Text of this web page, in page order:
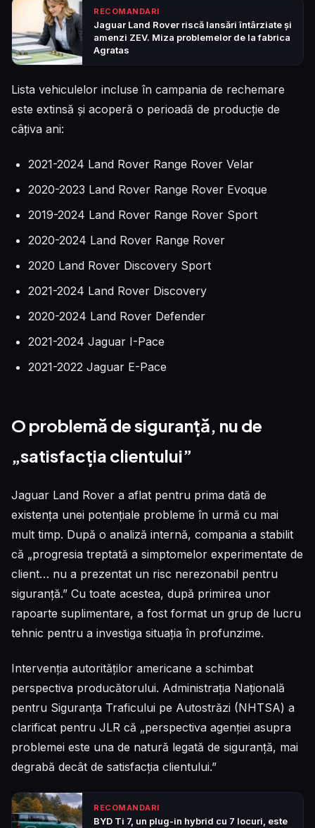
RECOMANDARI
Jaguar Land Rover riscă lansări întârziate și
amenzi ZEV. Miza problemelor de la fabrica
Agratas
Lista vehiculelor incluse în campania de rechemare
este extinsă și acoperă o perioadă de producție de
câțiva ani:
2021-2024 Land Rover Range Rover Velar
2020-2023 Land Rover Range Rover Evoque
2019-2024 Land Rover Range Rover Sport
2020-2024 Land Rover Range Rover
2020 Land Rover Discovery Sport
2021-2024 Land Rover Discovery
2020-2024 Land Rover Defender
2021-2024 Jaguar I-Pace
2021-2022 Jaguar E-Pace
O problemă de siguranță, nu de
„satisfacția clientului”
Jaguar Land Rover a aflat pentru prima dată de
existența unei potențiale probleme în urmă cu mai
mult timp. După o analiză internă, compania a stabilit
că „progresia treptată a simptomelor experimentate de
client… nu a prezentat un risc nerezonabil pentru
siguranță.” Cu toate acestea, după primirea unor
rapoarte suplimentare, a fost format un grup de lucru
tehnic pentru a investiga situația în profunzime.
Intervenția autorităților americane a schimbat
perspectiva producătorului. Administrația Națională
pentru Siguranța Traficului pe Autostrăzi (NHTSA) a
clarificat pentru JLR că „perspectiva agenției asupra
problemei este una de natură legată de siguranță, mai
degrabă decât de satisfacția clientului.”
RECOMANDARI
BYD Ti 7, un plug-in hybrid cu 7 locuri, este